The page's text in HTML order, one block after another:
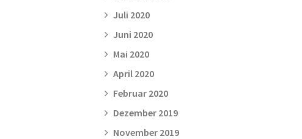
Juli 2020
Juni 2020
Mai 2020
April 2020
Februar 2020
Dezember 2019
November 2019